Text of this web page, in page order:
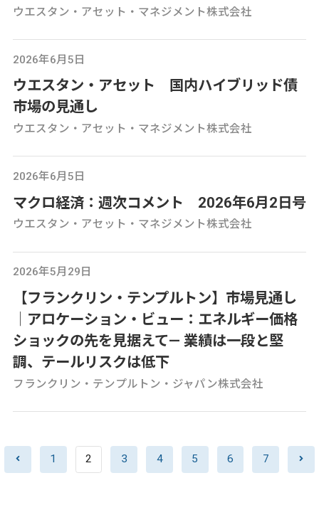
ウエスタン・アセット・マネジメント株式会社
2026年6月5日
ウエスタン・アセット 国内ハイブリッド債
市場の見通し
ウエスタン・アセット・マネジメント株式会社
2026年6月5日
マクロ経済：週次コメント 2026年6月2日号
ウエスタン・アセット・マネジメント株式会社
2026年5月29日
【フランクリン・テンプルトン】市場見通し
│アロケーション・ビュー：エネルギー価格
ショックの先を見据えて— 業績は一段と堅
調、テールリスクは低下
フランクリン・テンプルトン・ジャパン株式会社
1 2 3 4 5 6 7